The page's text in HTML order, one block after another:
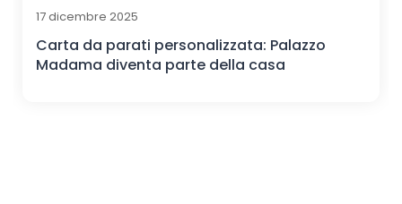
17 dicembre 2025
Carta da parati personalizzata: Palazzo
Madama diventa parte della casa